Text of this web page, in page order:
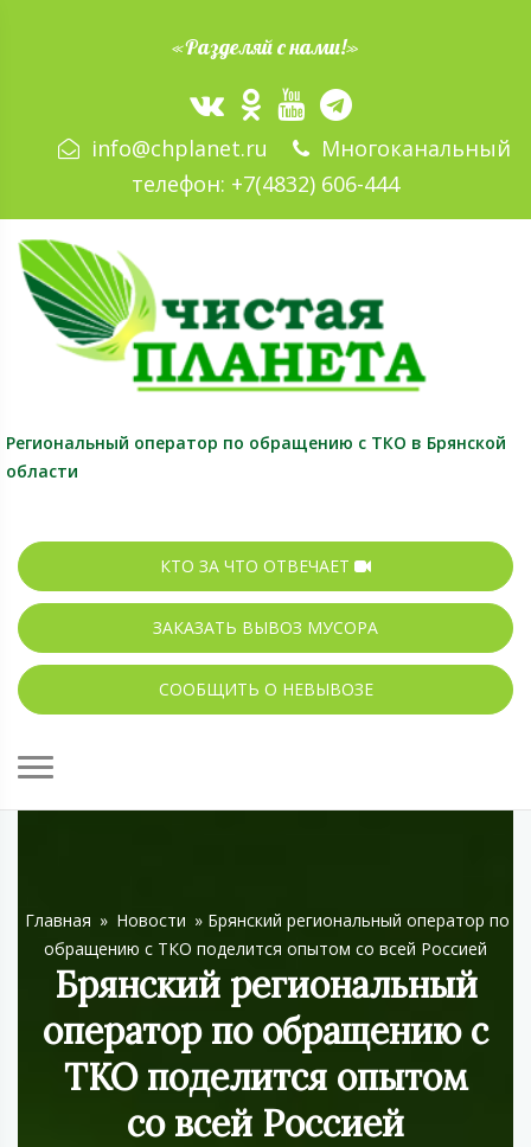
«Разделяй с нами!»
info@chplanet.ru
Многоканальный
телефон: +7(4832) 606-444
Региональный оператор по обращению с ТКО в Брянской
области
КТО ЗА ЧТО ОТВЕЧАЕТ
ЗАКАЗАТЬ ВЫВОЗ МУСОРА
СООБЩИТЬ О НЕВЫВОЗЕ
Главная » Новости » Брянский региональный оператор по
обращению с ТКО поделится опытом со всей Россией
Брянский региональный
оператор по обращению с
ТКО поделится опытом
со всей Россией